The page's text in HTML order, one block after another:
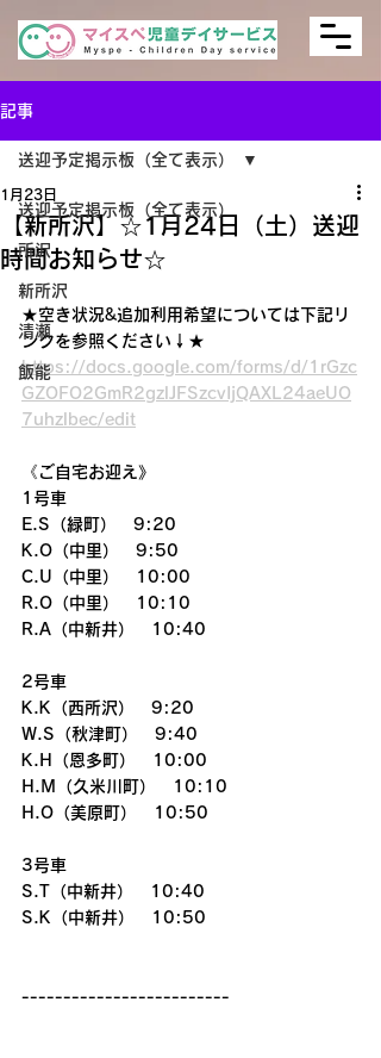
記事
送迎予定掲示板（全て表示）
所沢
新所沢
清瀬
飯能
送迎予定掲示板（全て表示）
【新所沢】☆1月24日（土）送迎
時間お知らせ☆
1月23日
★空き状況&追加利用希望については下記リ
ンクを参照ください↓★
https://docs.google.com/forms/d/1rGzc
GZOFO2GmR2gzlJFSzcvIjQAXL24aeUO
7uhzlbec/edit
《ご自宅お迎え》
1号車
E.S（緑町）　9:20
K.O（中里）　9:50
C.U（中里）　10:00
R.O（中里）　10:10
R.A（中新井）　10:40
2号車
K.K（西所沢）　9:20
W.S（秋津町）　9:40
K.H（恩多町）　10:00
H.M（久米川町）　10:10
H.O（美原町）　10:50
3号車
S.T（中新井）　10:40
S.K（中新井）　10:50
-------------------------